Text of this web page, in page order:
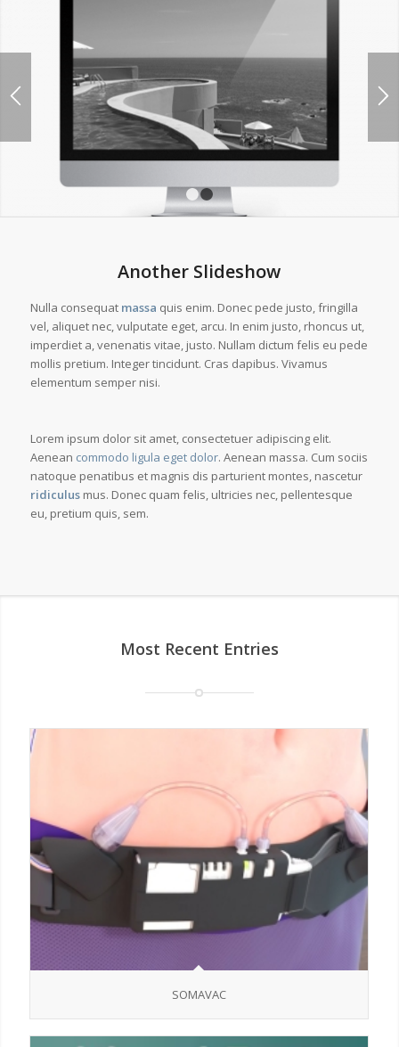
Another Slideshow
Nulla consequat massa quis enim. Donec pede justo, fringilla
vel, aliquet nec, vulputate eget, arcu. In enim justo, rhoncus ut,
imperdiet a, venenatis vitae, justo. Nullam dictum felis eu pede
mollis pretium. Integer tincidunt. Cras dapibus. Vivamus
elementum semper nisi.
Lorem ipsum dolor sit amet, consectetuer adipiscing elit.
Aenean commodo ligula eget dolor. Aenean massa. Cum sociis
natoque penatibus et magnis dis parturient montes, nascetur
ridiculusmus. Donec quam felis, ultricies nec, pellentesque
eu, pretium quis, sem.
Most Recent Entries
SOMAVAC